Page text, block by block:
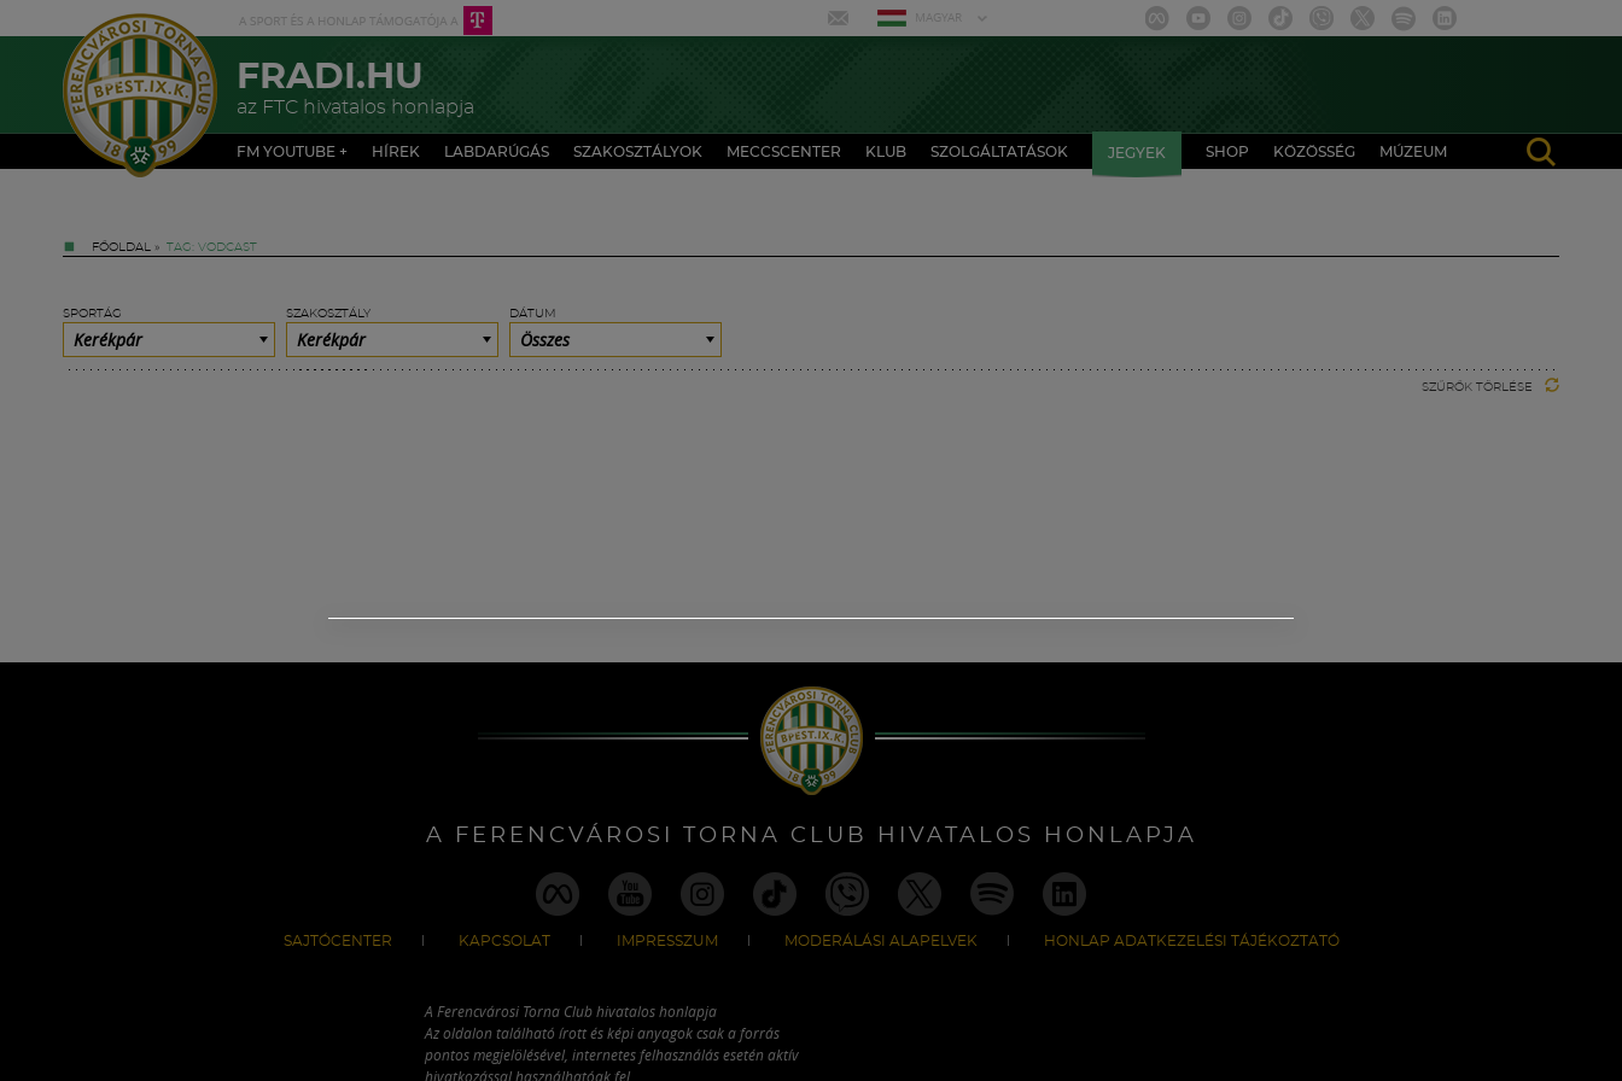
MAGYAR
FRADI.HU
az FTC hivatalos honlapja
FM YOUTUBE + HÍREK LABDARÚGÁS SZAKOSZTÁLYOK MECCSCENTER KLUB SZOLGÁLTATÁSOK JEGYEK SHOP KÖZÖSSÉG MÚZEUM
FŐOLDAL » TAG: VODCAST
SPORTÁG
Kerékpár
SZAKOSZTÁLY
Kerékpár
DÁTUM
Összes
SZŰRŐK TÖRLÉSE
A FERENCVÁROSI TORNA CLUB HIVATALOS HONLAPJA
SAJTÓCENTER KAPCSOLAT IMPRESSZUM MODERÁLÁSI ALAPELVEK HONLAP ADATKEZELÉSI TÁJÉKOZTATÓ
A Ferencvárosi Torna Club hivatalos honlapja
Az oldalon található írott és képi anyagok csak a forrás
pontos megjelölésével, internetes felhasználás esetén aktív
hivatkozással használhatóak fel.